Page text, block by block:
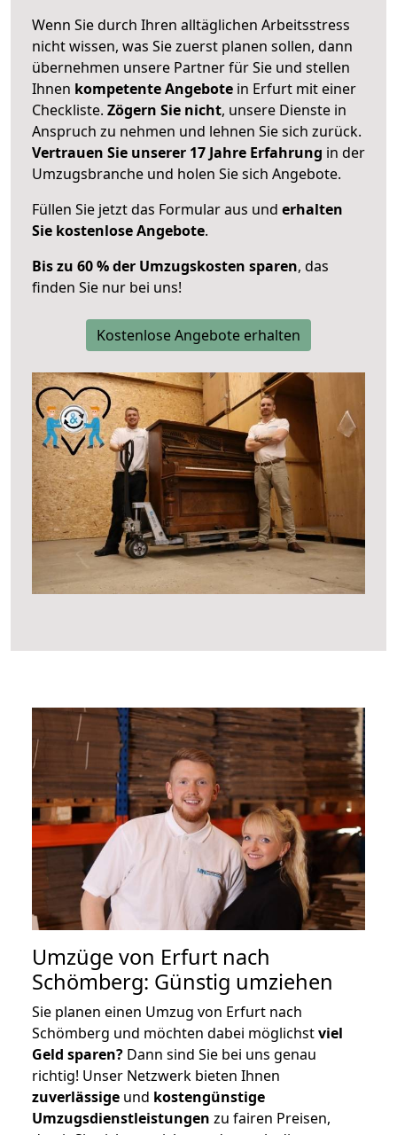
Wenn Sie durch Ihren alltäglichen Arbeitsstress
nicht wissen, was Sie zuerst planen sollen, dann
übernehmen unsere Partner für Sie und stellen
Ihnen kompetente Angebote in Erfurt mit einer
Checkliste. Zögern Sie nicht, unsere Dienste in
Anspruch zu nehmen und lehnen Sie sich zurück.
Vertrauen Sie unserer 17 Jahre Erfahrung in der
Umzugsbranche und holen Sie sich Angebote.
Füllen Sie jetzt das Formular aus und erhalten
Sie kostenlose Angebote.
Bis zu 60 % der Umzugskosten sparen, das
finden Sie nur bei uns!
Kostenlose Angebote erhalten
Umzüge von Erfurt nach
Schömberg: Günstig umziehen
Sie planen einen Umzug von Erfurt nach
Schömberg und möchten dabei möglichstviel
Geld sparen? Dann sind Sie bei uns genau
richtig! Unser Netzwerk bieten Ihnen
zuverlässige und kostengünstige
Umzugsdienstleistungen zu fairen Preisen,